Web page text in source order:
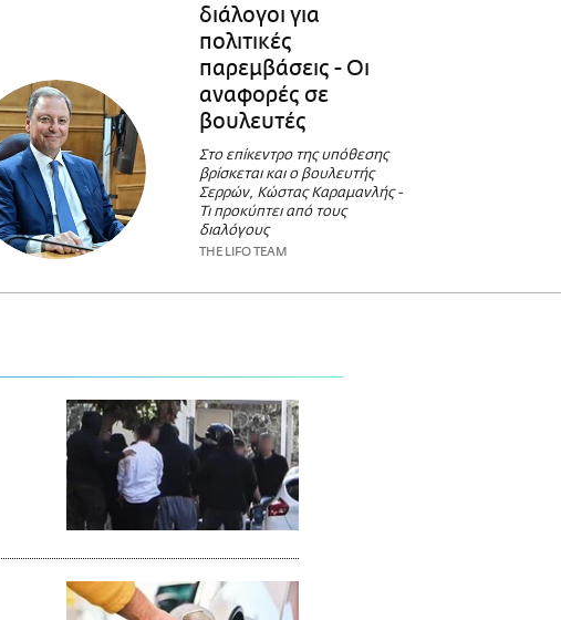
διάλογοι για
πολιτικές
παρεμβάσεις - Οι
αναφορές σε
βουλευτές
Στο επίκεντρο της υπόθεσης
βρίσκεται και ο βουλευτής
Σερρών, Κώστας Καραμανλής -
Τι προκύπτει από τους
διαλόγους
THE LIFO TEAM